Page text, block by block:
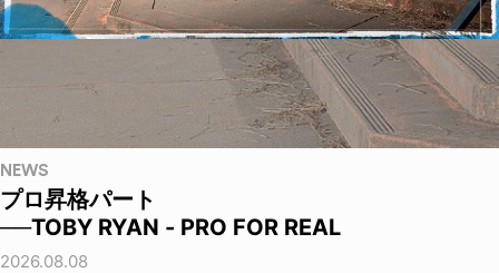
NEWS
プロ昇格パート
──TOBY RYAN - PRO FOR REAL
2026.08.08